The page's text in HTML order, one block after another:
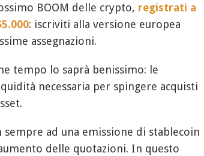
BOOM delle crypto, registrati a
: iscriviti alla versione europea
assegnazioni.
tempo lo saprà benissimo: le
necessaria per spingere acquisti
ad una emissione di stablecoin
delle quotazioni. In questo